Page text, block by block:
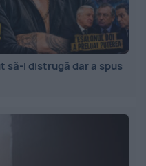
să-l distrugă dar a spus